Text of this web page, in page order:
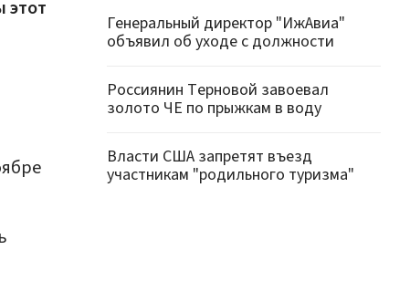
этот
Генеральный директор "ИжАвиа"
объявил об уходе с должности
Россиянин Терновой завоевал
золото ЧЕ по прыжкам в воду
Власти США запретят въезд
участникам "родильного туризма"